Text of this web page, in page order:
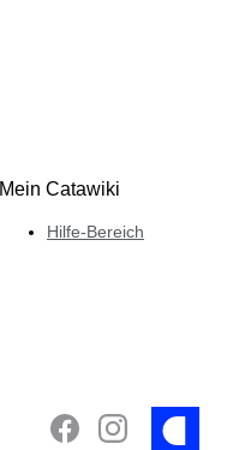
Mein Catawiki
Hilfe-Bereich